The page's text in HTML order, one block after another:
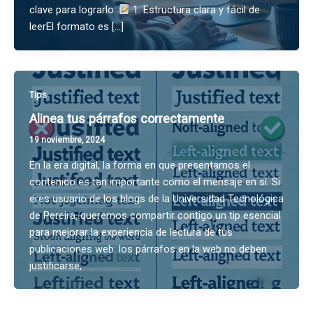
clave para lograrlo:
1. Estructura clara y fácil de
leerEl formato es […]
Tips
Alinea tus párrafos correctamente
19 noviembre, 2024
En la era digital, la forma en que presentamos el
contenido es tan importante como el mensaje en sí. Si
eres usuario de los blogs de la Universidad Tecnológica
de Pereira, queremos compartir contigo un tip esencial
para mejorar la experiencia de lectura de tus
publicaciones web: los párrafos en la web no deben
justificarse,